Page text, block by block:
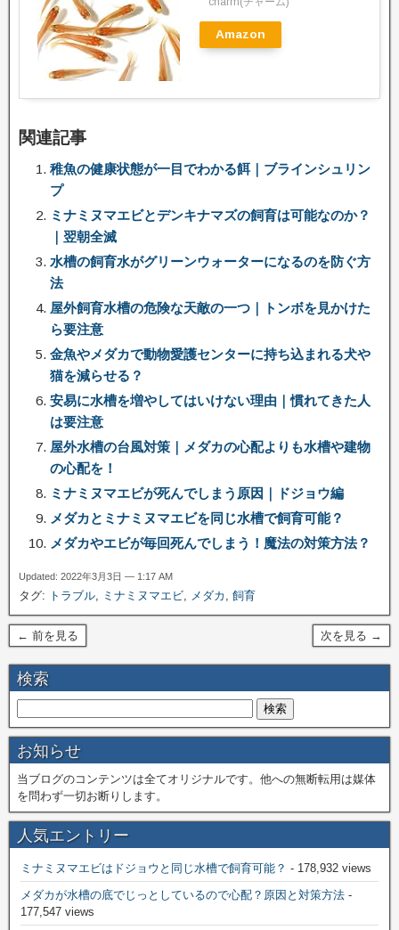
Amazon
関連記事
稚魚の健康状態が一目でわかる餌｜ブラインシュリン
プ
ミナミヌマエビとデンキナマズの飼育は可能なのか？
｜翌朝全滅
水槽の飼育水がグリーンウォーターになるのを防ぐ方
法
屋外飼育水槽の危険な天敵の一つ｜トンボを見かけた
ら要注意
金魚やメダカで動物愛護センターに持ち込まれる犬や
猫を減らせる？
安易に水槽を増やしてはいけない理由｜慣れてきた人
は要注意
屋外水槽の台風対策｜メダカの心配よりも水槽や建物
の心配を！
ミナミヌマエビが死んでしまう原因｜ドジョウ編
メダカとミナミヌマエビを同じ水槽で飼育可能？
メダカやエビが毎回死んでしまう！魔法の対策方法？
Updated: 2022年3月3日 — 1:17 AM
タグ: トラブル, ミナミヌマエビ, メダカ , 飼育
← 前を見る 次を見る →
検索
お知らせ
当ブログのコンテンツは全てオリジナルです。他への無断転用は媒体
を問わず一切お断りします。
人気エントリー
ミナミヌマエビはドジョウと同じ水槽で飼育可能？ - 178,932 views
メダカが水槽の底でじっとしているので心配？原因と対策方法 -
177,547 views